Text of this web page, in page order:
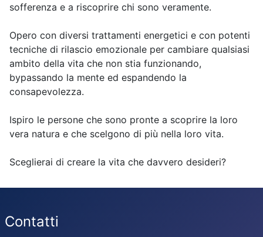
sofferenza e a riscoprire chi sono veramente.
Opero con diversi trattamenti energetici e con potenti
tecniche di rilascio emozionale per cambiare qualsiasi
ambito della vita che non stia funzionando,
bypassando la mente ed espandendo la
consapevolezza.
Ispiro le persone che sono pronte a scoprire la loro
vera natura e che scelgono di più nella loro vita.
Sceglierai di creare la vita che davvero desideri?
Contatti